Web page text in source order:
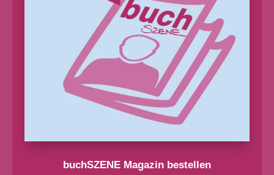
buchSZENE Magazin bestellen